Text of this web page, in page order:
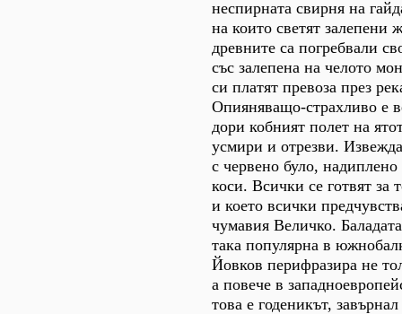
неспирната свирня на
на които светят залепени
древните са погребвали
със залепена на челото
си платят превоза през
Опияняващо-страхливо е
дори кобният полет на
усмири и отрезви.
с червено було,
коси. Всички се готвят за
и което всички
чумавия Величко.
така популярна в
Йовков перифразира не
а повече в
това е годеникът,